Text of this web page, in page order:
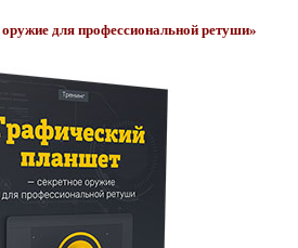
для профессиональной ретуши»